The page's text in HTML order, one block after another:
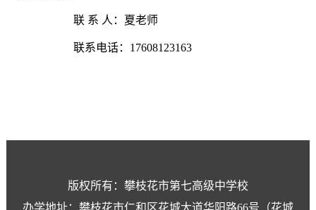
联 系 人：夏老师
联系电话： 17608123163
版权所有：攀枝花市第七高级中学校
办学地址：攀枝花市仁和区花城大道华阳路66号（花城